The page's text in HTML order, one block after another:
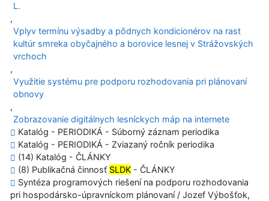
L.
,
Vplyv termínu výsadby a pôdnych kondicionérov na rast
kultúr smreka obyčajného a borovice lesnej v Strážovských
vrchoch
,
Využitie systému pre podporu rozhodovania pri plánovaní
obnovy
,
Zobrazovanie digitálnych lesníckych máp na internete
Katalóg - PERIODIKÁ - Súborný záznam periodika
Katalóg - PERIODIKÁ - Zviazaný ročník periodika
(14) Katalóg - ČLÁNKY
(8) Publikačná činnosť SLDK - ČLÁNKY
Syntéza programových riešení na podporu rozhodovania
pri hospodársko-úpravníckom plánovaní / Jozef Výbošťok,